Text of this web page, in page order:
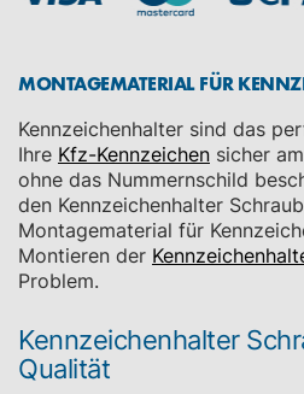
MONTAGEMATERIAL FÜR
Kennzeichenhalter sind das
Ihre Kfz-Kennzeichen sicher
ohne das Nummernschild
den Kennzeichenhalter
Montagematerial für
Montieren der
Problem.
Kennzeichenhalter
Qualität